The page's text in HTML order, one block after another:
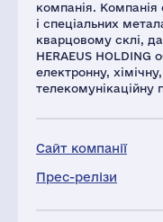
компанія. Компанія
і спеціальних
кварцовому склі,
HERAEUS HOLDING
електронну,
телекомунікаційну
Сайт компанії
Прес-релізи